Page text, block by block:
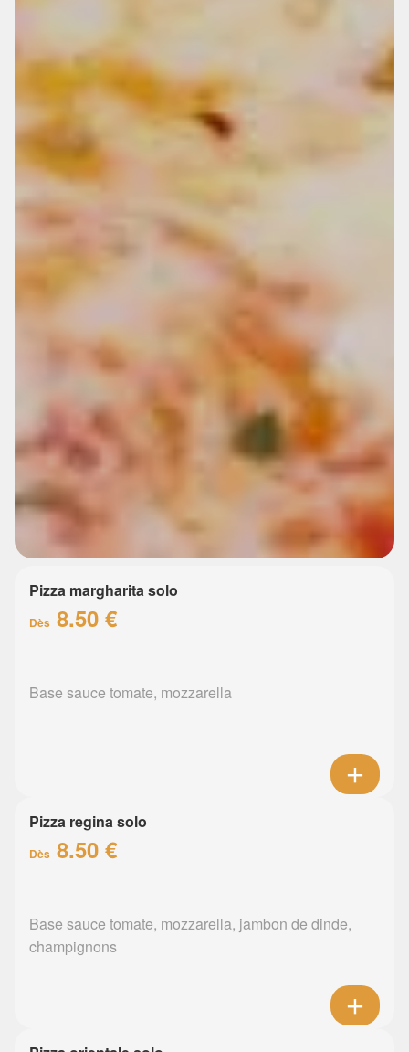
Pizza margharita solo
Dès 8.50 €
Base sauce tomate, mozzarella
Pizza regina solo
Dès 8.50 €
Base sauce tomate, mozzarella, jambon de dinde,
champignons